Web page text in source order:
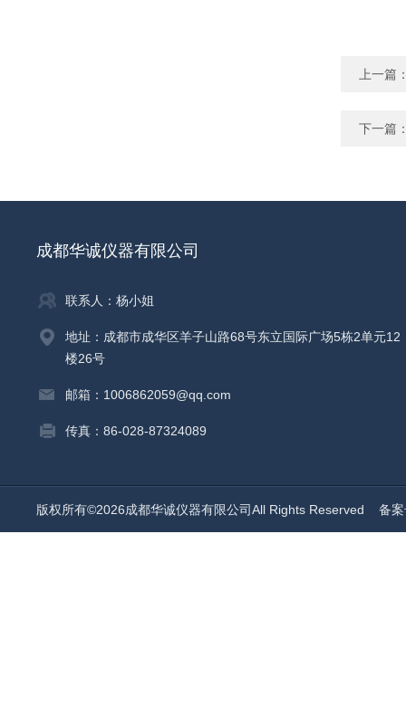
上一篇
下一篇
成都华诚仪器有限公司
联系人：杨小姐
地址：成都市成华区羊子山路68号东立国际广场5栋2单元12
楼26号
邮箱：1006862059@qq.com
传真：86-028-87324089
版权所有©2026成都华诚仪器有限公司All Rights Reserved 备